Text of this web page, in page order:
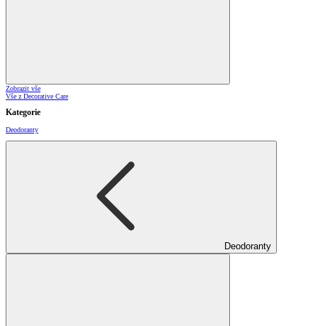
Zobrazit vše
Vše z Decorative Care
Kategorie
Deodoranty
Deodoranty